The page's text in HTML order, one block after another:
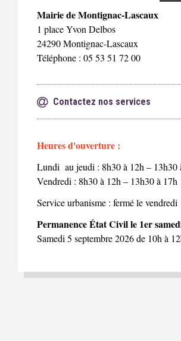
Mairie de Montignac-Lascaux
1 place Yvon Delbos
24290 Montignac-Lascaux
Téléphone : 05 53 51 72 00
Contactez nos services
Heures d'ouverture :
Lundi au jeudi : 8h30 à 12h – 13h30
Vendredi : 8h30 à 12h – 13h30 à 17h
Service urbanisme : fermé le vendredi
Permanence État Civil le 1er
Samedi 5 septembre 2026 de 10h à